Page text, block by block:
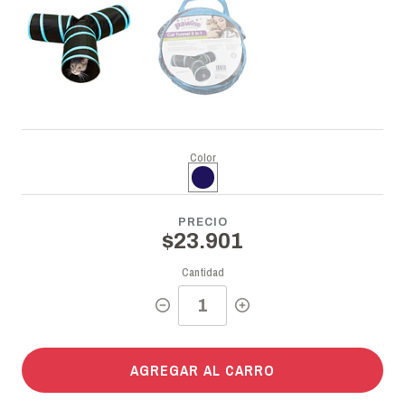
Color
PRECIO
$23.901
Cantidad
AGREGAR AL CARRO